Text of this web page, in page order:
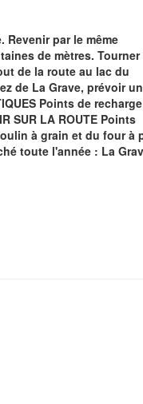
Revenir par le même
de mètres. Tourner
de la route au lac du
de La Grave, prévoir
Points de
SUR LA ROUTE Points
à grain et du four à
toute l'année : La